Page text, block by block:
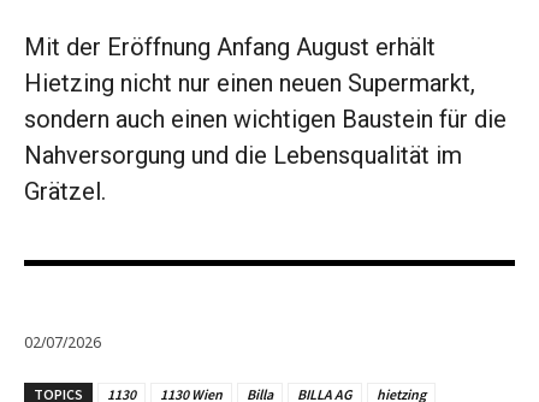
Mit der Eröffnung Anfang August erhält
Hietzing nicht nur einen neuen Supermarkt,
sondern auch einen wichtigen Baustein für die
Nahversorgung und die Lebensqualität im
Grätzel.
02/07/2026
TOPICS 1130 1130 Wien Billa BILLA AG hietzing